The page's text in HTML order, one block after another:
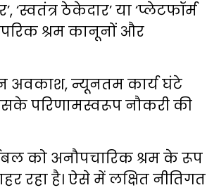
‘स्वतंत्र ठेकेदार’ या ‘प्लेटफॉर्म
श्रम कानूनों और
अवकाश, न्यूनतम कार्य घंटे
परिणामस्वरूप नौकरी की
को अनौपचारिक श्रम के रूप
रहा है। ऐसे में लक्षित नीतिगत